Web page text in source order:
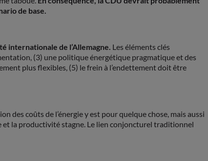
de base.
internationale de l’Allemagne. Les éléments clés
(3) une politique énergétique pragmatique et des
plus flexibles, (5) le frein à l’endettement doit être
des coûts de l’énergie y est pour quelque chose, mais aussi
et la productivité stagne. Le lien conjoncturel traditionnel